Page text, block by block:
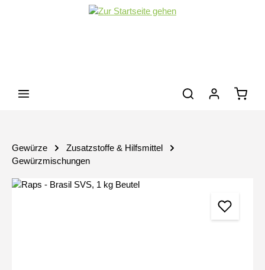
Zum Hauptinhalt springen
Gewürze
Zusatzstoffe & Hilfsmittel
Gewürzmischungen
Bildergalerie überspringen